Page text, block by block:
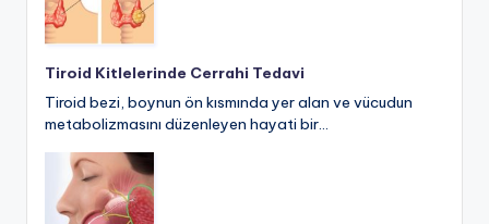
Tiroid Kitlelerinde Cerrahi Tedavi
Tiroid bezi, boynun ön kısmında yer alan ve vücudun
metabolizmasını düzenleyen hayati bir…